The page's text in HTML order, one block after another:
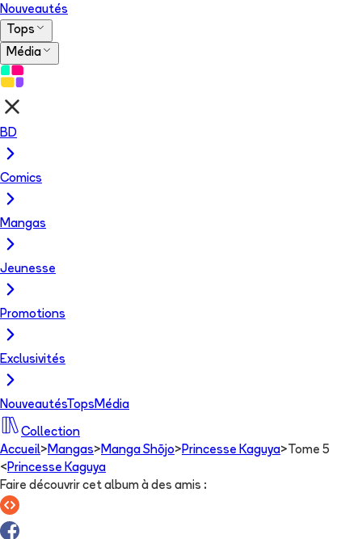
Nouveautés
Tops
Média
BD
Comics
Mangas
Jeunesse
Promotions
Exclusivités
NouveautésTops Média
Collection
Accueil> Mangas> Manga Shōjo> Princesse Kaguya> Tome 5
< Princesse Kaguya
Faire découvrir cet album à des amis :